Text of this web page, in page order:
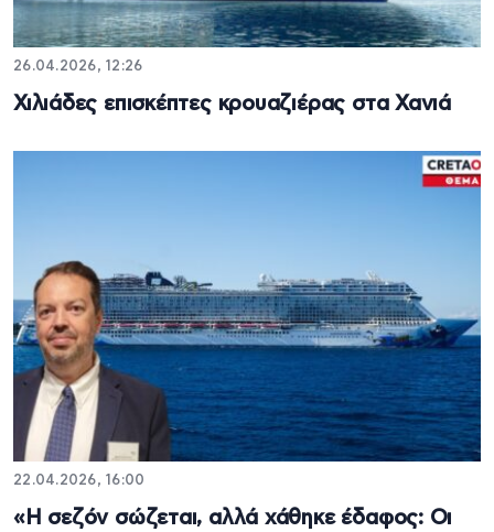
26.04.2026, 12:26
Χιλιάδες επισκέπτες κρουαζιέρας στα Χανιά
22.04.2026, 16:00
«Η σεζόν σώζεται, αλλά χάθηκε έδαφος: Οι